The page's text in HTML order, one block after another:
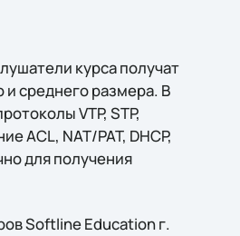
курса получат
среднего размера. В
VTP, STP,
ACL, NAT/PAT, DHCP,
для получения
Softline Education г.